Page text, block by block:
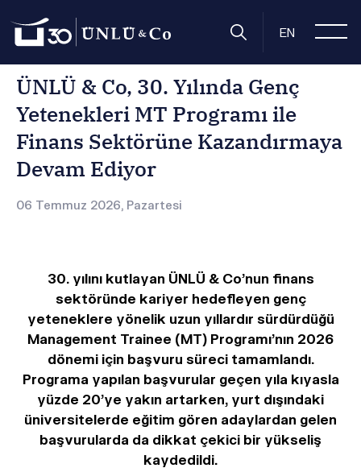
EN
Anasayfa Basın Odası Basın Bültenleri UNLU Co 30
ÜNLÜ & Co, 30. Yılında Genç
Yetenekleri MT Programı ile
Finans Sektörüne Kazandırmaya
Devam Ediyor
06 Temmuz 2026, Pazartesi
30. yılını kutlayan ÜNLÜ & Co’nun finans
sektöründe kariyer hedefleyen genç
yeteneklere yönelik uzun yıllardır sürdürdüğü
Management Trainee (MT) Programı’nın 2026
dönemi için başvuru süreci tamamlandı.
Programa yapılan başvurular geçen yıla kıyasla
yüzde 20’ye yakın artarken, yurt dışındaki
üniversitelerde eğitim gören adaylardan gelen
başvurularda da dikkat çekici bir yükseliş
kaydedildi.